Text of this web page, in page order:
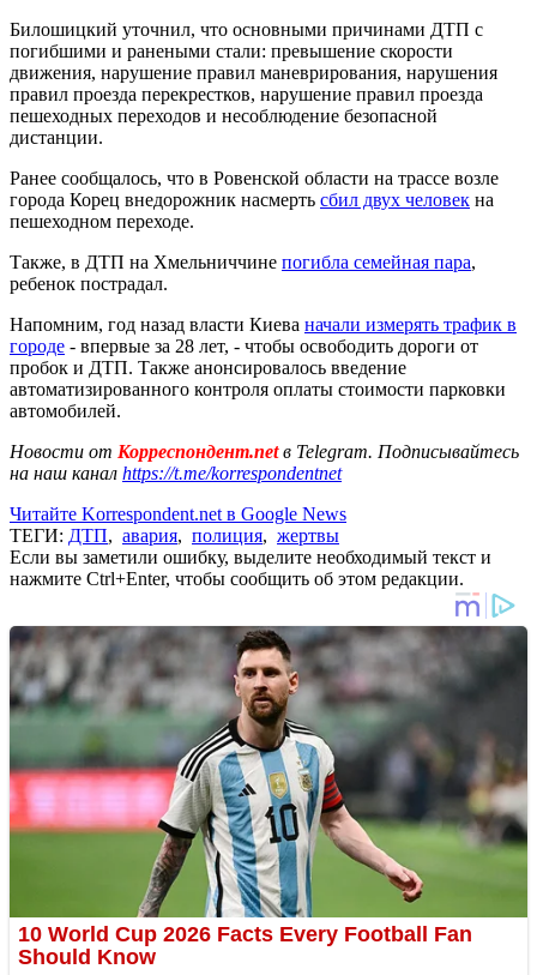
Билошицкий уточнил, что основными причинами ДТП с
погибшими и ранеными стали: превышение скорости
движения, нарушение правил маневрирования, нарушения
правил проезда перекрестков, нарушение правил проезда
пешеходных переходов и несоблюдение безопасной
дистанции.
Ранее сообщалось, что в Ровенской области на трассе возле
города Корец внедорожник насмерть сбил двух человек на
пешеходном переходе.
Также, в ДТП на Хмельниччине погибла семейная пара,
ребенок пострадал.
Напомним, год назад власти Киева начали измерять трафик в
городе - впервые за 28 лет, - чтобы освободить дороги от
пробок и ДТП. Также анонсировалось введение
автоматизированного контроля оплаты стоимости парковки
автомобилей.
Новости от Корреспондент.netв Telegram. Подписывайтесь
на наш канал https://t.me/korrespondentnet
Читайте Korrespondent.net в Google News
ТЕГИ: ДТП, авария, полиция, жертвы
Если вы заметили ошибку, выделите необходимый текст и
нажмите Ctrl+Enter, чтобы сообщить об этом редакции.